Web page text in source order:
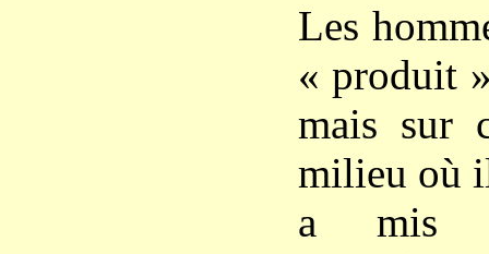
Les
« produit
mais sur
milieu où
a mis